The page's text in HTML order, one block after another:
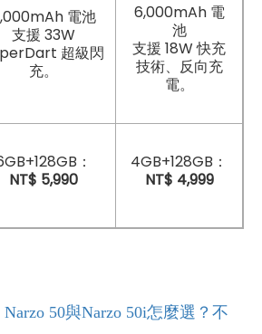
電池
支援 33W
超級閃
充。
6,000mAh 電
池
支援 18W 快充
技術、反向充
電。
：
NT$ 5,990
4GB+128GB：
NT$ 4,999
Narzo 50與Narzo 50i怎麼選？不